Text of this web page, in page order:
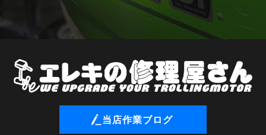
当店作業ブログ